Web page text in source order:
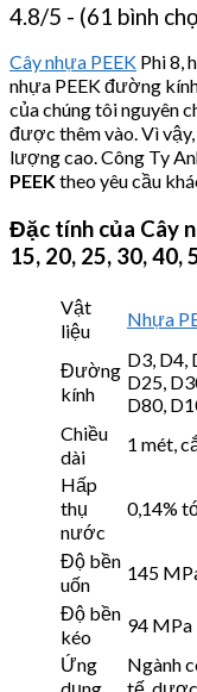
4.8/5 - (61 bình
Cây nhựa PEEK Phi 8,
nhựa PEEK đường
của chúng tôi nguyên
được thêm vào. Vì
lượng cao. Công Ty
PEEKtheo yêu cầu
Đặc tính của Cây
15, 20, 25, 30, 40,
Vật
liệu
Nhựa
Đường
kính
D3, D4,
D25,
D80,
Chiều
dài
1 mét,
Hấp
thụ
nước
0,14%
Độ bền
uốn
145
Độ bền
kéo
94 MPa
Ứng
Ngành